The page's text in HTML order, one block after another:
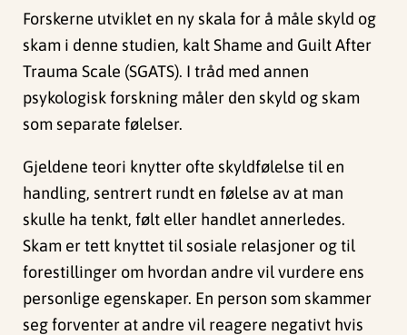
Forskerne utviklet en ny skala for å måle skyld og
skam i denne studien, kalt Shame and Guilt After
Trauma Scale (SGATS). I tråd med annen
psykologisk forskning måler den skyld og skam
som separate følelser.
Gjeldene teori knytter ofte skyldfølelse til en
handling, sentrert rundt en følelse av at man
skulle ha tenkt, følt eller handlet annerledes.
Skam er tett knyttet til sosiale relasjoner og til
forestillinger om hvordan andre vil vurdere ens
personlige egenskaper. En person som skammer
seg forventer at andre vil reagere negativt hvis